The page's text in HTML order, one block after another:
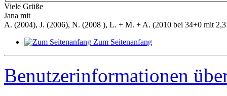
Viele Grüße
Jana mit
A. (2004), J. (2006), N. (2008 ), L. + M. + A. (2010 bei 34+0 mit
Zum Seitenanfang
Benutzerinformationen